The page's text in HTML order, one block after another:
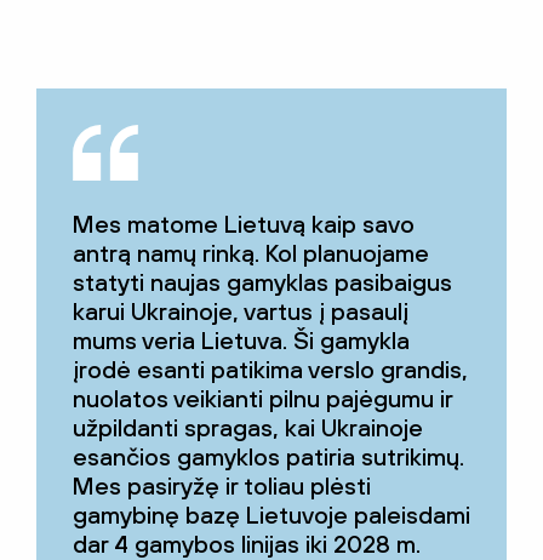
Mes matome Lietuvą kaip savo
antrą namų rinką. Kol planuojame
statyti naujas gamyklas pasibaigus
karui Ukrainoje, vartus į pasaulį
mums veria Lietuva. Ši gamykla
įrodė esanti patikima verslo grandis,
nuolatos veikianti pilnu pajėgumu ir
užpildanti spragas, kai Ukrainoje
esančios gamyklos patiria sutrikimų.
Mes pasiryžę ir toliau plėsti
gamybinę bazę Lietuvoje paleisdami
dar 4 gamybos linijas iki 2028 m.